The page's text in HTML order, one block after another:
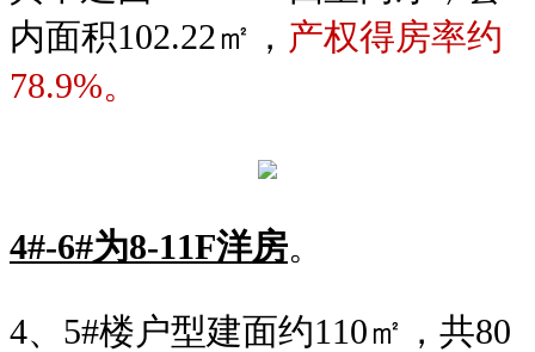
内面积102.22㎡， 产权得房率约
78.9%。
4#-6#为8-11F洋房。
4、5#楼户型建面约110㎡，共80